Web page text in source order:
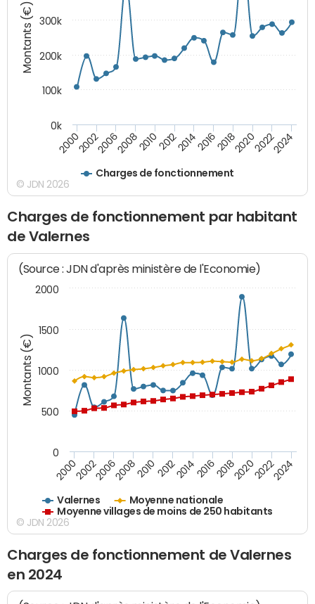
Montants (€)
Charges de fonctionnement
200020022006200820102012201420162018202020222024
0k
100k
200k
300k
© JDN 2026
Charges de fonctionnement par habitant
de Valernes
Montants (€)
(Source : JDN d'après ministère de l'Economie)
Valernes
Moyenne nationale
Moyenne villages de moins de 250 habitants
200020022006200820102012201420162018202020222024
0
500
1000
1500
2000
© JDN 2026
Charges de fonctionnement de Valernes
en 2024